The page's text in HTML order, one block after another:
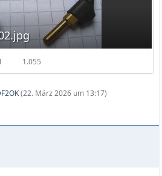
1.055
(22. März 2026 um 13:17)